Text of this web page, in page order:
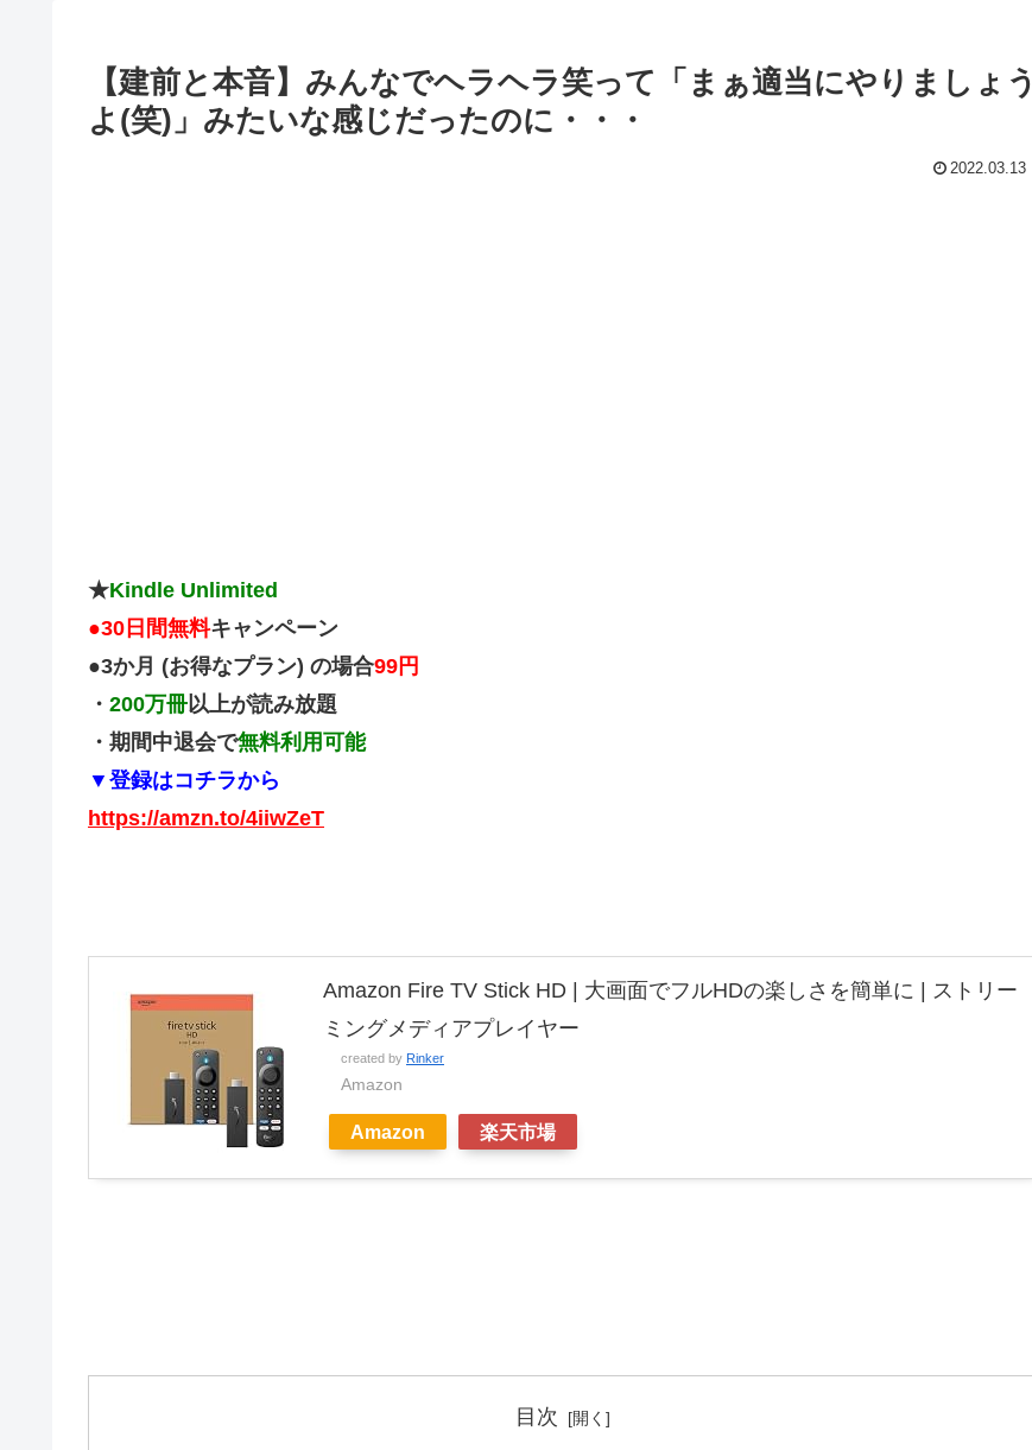
【建前と本音】みんなでヘラヘラ笑って「まぁ適当にやりましょう
よ(笑)」みたいな感じだったのに・・・
2022.03.13
★Kindle Unlimited
●30日間無料キャンペーン
●3か月 (お得なプラン) の場合99円
・ 200万冊以上が読み放題
・期間中退会で無料利用可能
▼登録はコチラから
https://amzn.to/4iiwZeT
Amazon Fire TV Stick HD | 大画面でフルHDの楽しさを簡単に | ストリー
ミングメディアプレイヤー
created by Rinker
Amazon
Amazon 楽天市場
目次